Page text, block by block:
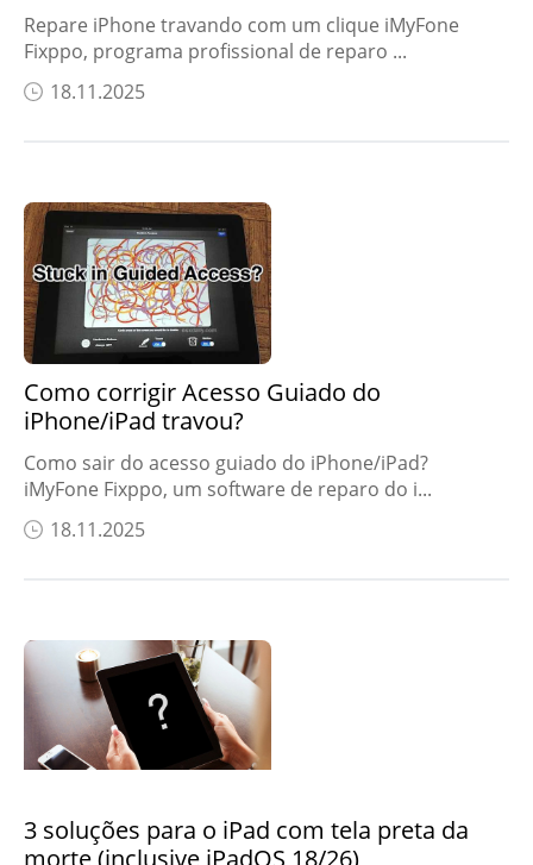
Repare iPhone travando com um clique iMyFone
Fixppo, programa profissional de reparo ...
18.11.2025
Como corrigir Acesso Guiado do
iPhone/iPad travou?
Como sair do acesso guiado do iPhone/iPad?
iMyFone Fixppo, um software de reparo do i...
18.11.2025
3 soluções para o iPad com tela preta da
morte (inclusive iPadOS 18/26)